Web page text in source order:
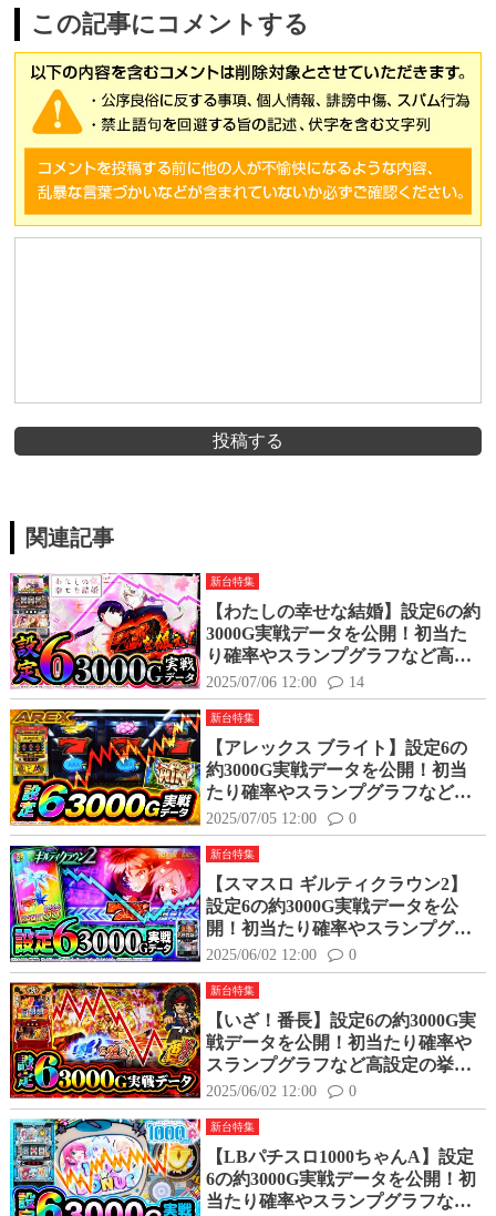
この記事にコメントする
投稿する
関連記事
新台特集
【わたしの幸せな結婚】設定6の約
3000G実戦データを公開！初当た
り確率やスランプグラフなど高設
定の挙動はどんな感じ？
2025/07/06 12:00 14
新台特集
【アレックス ブライト】設定6の
約3000G実戦データを公開！初当
たり確率やスランプグラフなど高
設定の挙動はどんな感じ？
2025/07/05 12:00 0
新台特集
【スマスロ ギルティクラウン2】
設定6の約3000G実戦データを公
開！初当たり確率やスランプグラ
フなど高設定の挙動はどんな感
じ？
2025/06/02 12:00 0
新台特集
【いざ！番長】設定6の約3000G実
戦データを公開！初当たり確率や
スランプグラフなど高設定の挙動
はどんな感じ？
2025/06/02 12:00 0
新台特集
【LBパチスロ1000ちゃんA】設定
6の約3000G実戦データを公開！初
当たり確率やスランプグラフなど